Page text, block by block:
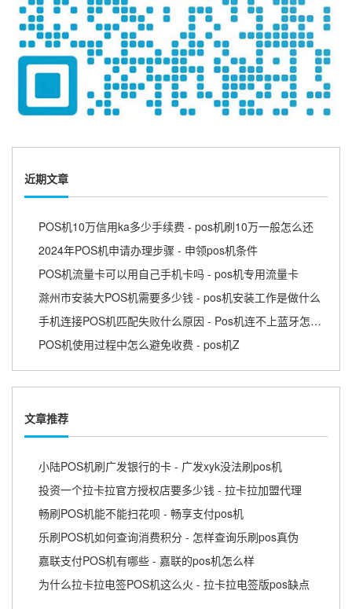
近期文章
POS机10万信用ka多少手续费 - pos机刷10万一般怎么还
2024年POS机申请办理步骤 - 申领pos机条件
POS机流量卡可以用自己手机卡吗 - pos机专用流量卡
滁州市安装大POS机需要多少钱 - pos机安装工作是做什么
手机连接POS机匹配失败什么原因 - Pos机连不上蓝牙怎么回事
POS机使用过程中怎么避免收费 - pos机Z
文章推荐
小陆POS机刷广发银行的卡 - 广发xyk没法刷pos机
投资一个拉卡拉官方授权店要多少钱 - 拉卡拉加盟代理
畅刷POS机能不能扫花呗 - 畅享支付pos机
乐刷POS机如何查询消费积分 - 怎样查询乐刷pos真伪
嘉联支付POS机有哪些 - 嘉联的pos机怎么样
为什么拉卡拉电签POS机这么火 - 拉卡拉电签版pos缺点